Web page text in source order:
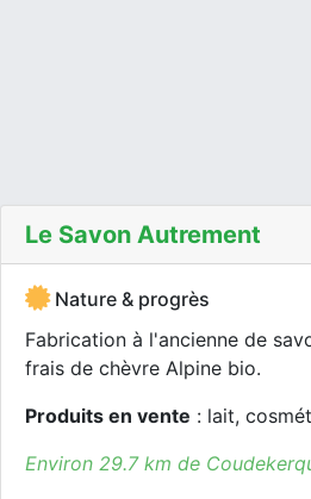
Le Savon Autrement
Nature & progrès
Fabrication à l'ancienne de
frais de chèvre Alpine bio.
Produits en vente : lait,
Environ 29.7 km de